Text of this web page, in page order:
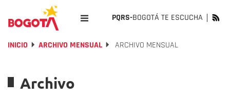
PQRS-BOGOTÁ TE ESCUCHA
INICIO ARCHIVO MENSUAL ARCHIVO MENSUAL
Archivo